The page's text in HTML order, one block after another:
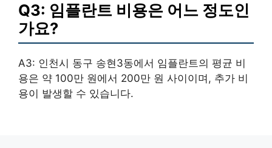
Q3: 임플란트 비용은 어느 정도인
가요?
A3: 인천시 동구 송현3동에서 임플란트의 평균 비
용은 약 100만 원에서 200만 원 사이이며, 추가 비
용이 발생할 수 있습니다.